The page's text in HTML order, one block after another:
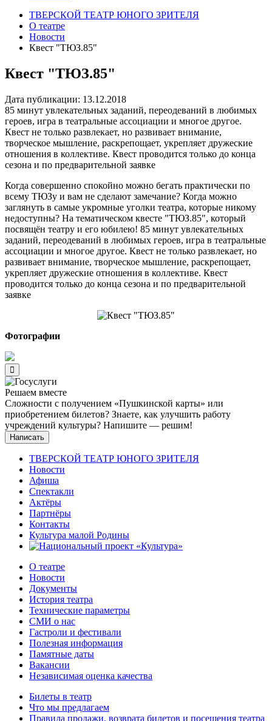
ТВЕРСКОЙ ТЕАТР ЮНОГО ЗРИТЕЛЯ
О театре
Новости
Квест "ТЮЗ.85"
Квест "ТЮЗ.85"
Дата публикации: 13.12.2018
85 минут увлекательных заданий, переодеваний в любимых
героев, игра в театральные ассоциации и многое другое.
Квест не только развлекает, но развивает внимание,
творческое мышление, раскрепощает, укрепляет дружеские
отношения в коллективе. Квест проводится только до конца
сезона и по предварительной заявке
Когда совершенно спокойно можно бегать практически по
всему ТЮЗу и вам не сделают замечание? Когда можно
заглянуть в самые укромные уголки театра, которые никому
недоступны? На тематическом квесте "ТЮЗ.85", который
посвящён театру и его юбилею! 85 минут увлекательных
заданий, переодеваний в любимых героев, игра в театральные
ассоциации и многое другое. Квест не только развлекает, но
развивает внимание, творческое мышление, раскрепощает,
укрепляет дружеские отношения в коллективе. Квест
проводится только до конца сезона и по предварительной
заявке
Фотографии
Решаем вместе
Сложности с получением «Пушкинской карты» или
приобретением билетов? Знаете, как улучшить работу
учреждений культуры? Напишите — решим!
Написать
ТВЕРСКОЙ ТЕАТР ЮНОГО ЗРИТЕЛЯ
Новости
Афиша
Спектакли
Актёры
Партнёры
Контакты
Культура малой Родины
О театре
Новости
Документы
История театра
Технические параметры
СМИ о нас
Гастроли и фестивали
Полезная информация
Памятные даты
Вакансии
Независимая оценка качества
Билеты в театр
Что мы предлагаем
Правила продажи, возврата билетов и посещения театра